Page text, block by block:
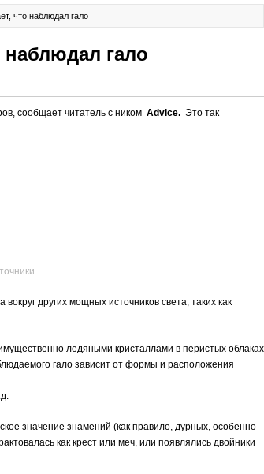
что наблюдал гало
гало
сообщает читатель с ником Advice. Это так
других мощных источников света, таких как
ледяными кристаллами в перистых облаках
гало зависит от формы и расположения
значение знамений (как правило, дурных, особенно
как крест или меч, или появлялись двойники